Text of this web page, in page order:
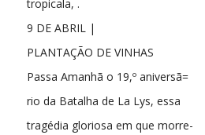
tropicala, .
9 DE ABRIL |
PLANTAÇÃO DE VINHAS
Passa Amanhã o 19,º aniversã=
rio da Batalha de La Lys, essa
tragédia gloriosa em que morre-